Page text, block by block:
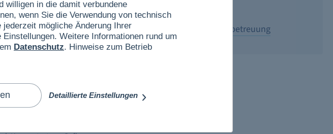
29% mindestens) ohne
Sorbit;
Backtriebmittel:
Lecithine
Trennmittel: Isomalt;
Rapsöl, Aroma, Ingwer,
Persönliche Kundenbetreuung
willigen in die damit verbundene
wenn Sie die Verwendung von technisch
mögliche Änderung Ihrer
Weitere Informationen rund um
Datenschutz. Hinweise zum Betrieb
Detaillierte Einstellungen